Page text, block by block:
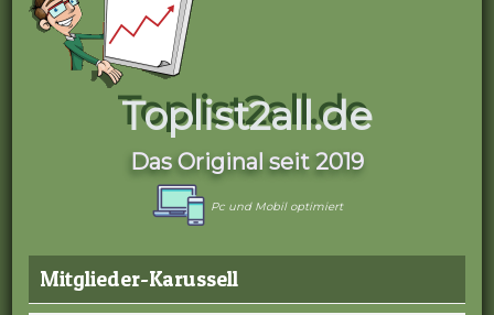
Toplist2all.de
Das Original seit 2019
Pc und Mobil optimiert
Mitglieder-Karussell